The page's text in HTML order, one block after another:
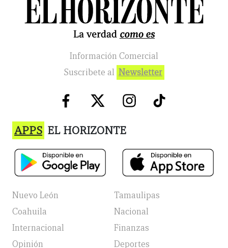
Información Comercial
Suscribete al Newsletter
APPS EL HORIZONTE
Nuevo León
Tamaulipas
Coahuila
Nacional
Internacional
Finanzas
Opinión
Deportes